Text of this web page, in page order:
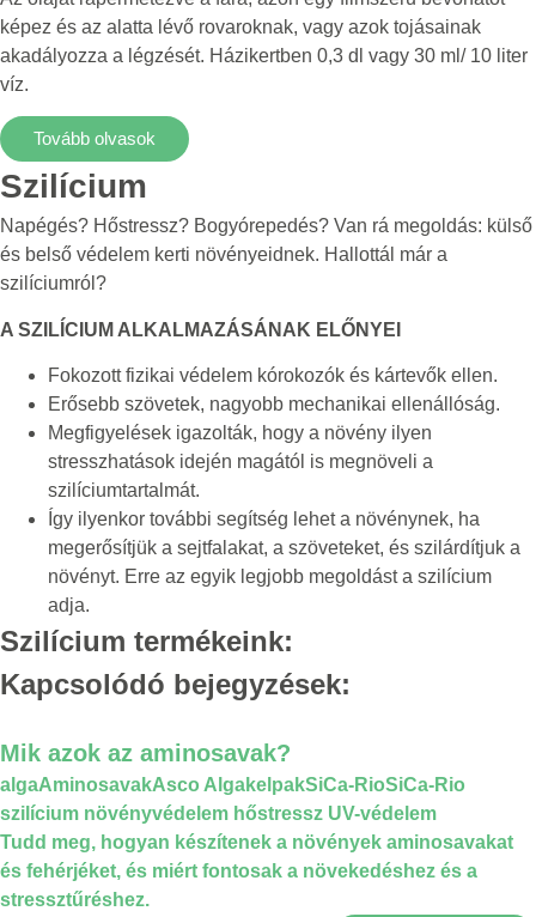
képez és az alatta lévő rovaroknak, vagy azok tojásainak
akadályozza a légzését. Házikertben 0,3 dl vagy 30 ml/ 10 liter
víz.
Tovább olvasok
Szilícium
Napégés? Hőstressz? Bogyórepedés? Van rá megoldás: külső
és belső védelem kerti növényeidnek. Hallottál már a
szilíciumról?
A SZILÍCIUM ALKALMAZÁSÁNAK ELŐNYEI
Fokozott fizikai védelem kórokozók és kártevők ellen.
Erősebb szövetek, nagyobb mechanikai ellenállóság.
Megfigyelések igazolták, hogy a növény ilyen
stresszhatások idején magától is megnöveli a
szilíciumtartalmát.
Így ilyenkor további segítség lehet a növénynek, ha
megerősítjük a sejtfalakat, a szöveteket, és szilárdítjuk a
növényt. Erre az egyik legjobb megoldást a szilícium
adja.
Szilícium termékeink:
Kapcsolódó bejegyzések:
Mik azok az aminosavak?
algaAminosavakAsco AlgakelpakSiCa-RioSiCa-Rio
szilícium növényvédelem hőstressz UV-védelem
Tudd meg, hogyan készítenek a növények aminosavakat
és fehérjéket, és miért fontosak a növekedéshez és a
stressztűréshez.